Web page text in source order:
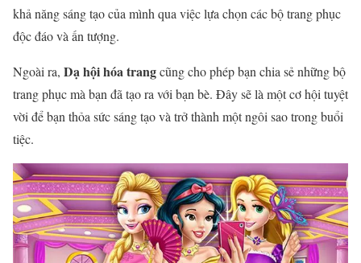
khả năng sáng tạo của mình qua việc lựa chọn các bộ trang phục
độc đáo và ấn tượng.
Ngoài ra, Dạ hội hóa trangcũng cho phép bạn chia sẻ những bộ
trang phục mà bạn đã tạo ra với bạn bè. Đây sẽ là một cơ hội tuyệt
vời để bạn thỏa sức sáng tạo và trở thành một ngôi sao trong buổi
tiệc.